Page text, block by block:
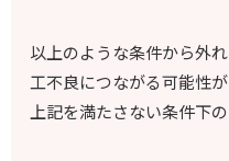
以上のような条件から外
工不良につながる可能性が
上記を満たさない条件下